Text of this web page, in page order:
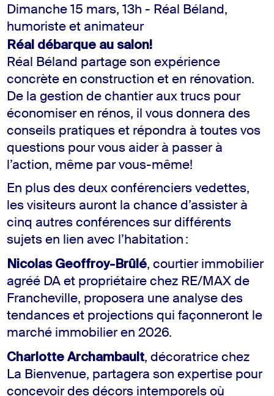
Dimanche 15 mars, 13h - Réal Béland,
humoriste et animateur
Réal débarque au salon!
Réal Béland partage son expérience
concrète en construction et en rénovation.
De la gestion de chantier aux trucs pour
économiser en rénos, il vous donnera des
conseils pratiques et répondra à toutes vos
questions pour vous aider à passer à
l’action, même par vous-même!
En plus des deux conférenciers vedettes,
les visiteurs auront la chance d’assister à
cinq autres conférences sur différents
sujets en lien avec l’habitation :
Nicolas Geoffroy-Brûlé, courtier immobilier
agréé DA et propriétaire chez RE/MAX de
Francheville, proposera une analyse des
tendances et projections qui façonneront le
marché immobilier en 2026.
Charlotte Archambault, décoratrice chez
La Bienvenue, partagera son expertise pour
concevoir des décors intemporels où